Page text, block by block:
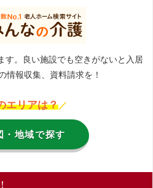
す。良い施設でも空きがないと入居
情報収集、資料請求を！
エリアは？ ／
・地域で探す